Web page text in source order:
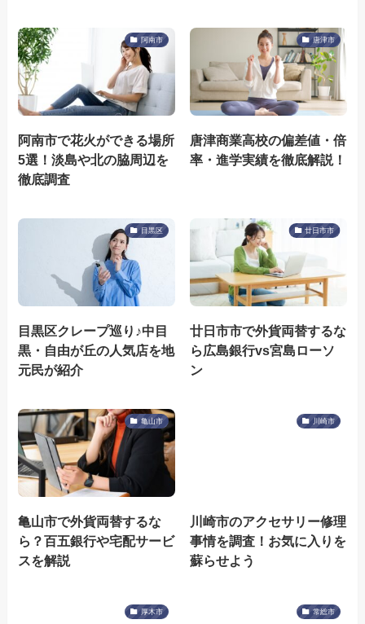
阿南市
阿南市で花火ができる場所
5選！淡島や北の脇周辺を
徹底調査
唐津市
唐津商業高校の偏差値・倍
率・進学実績を徹底解説！
目黒区
目黒区クレープ巡り♪中目
黒・自由が丘の人気店を地
元民が紹介
廿日市市
廿日市市で外貨両替するな
ら広島銀行vs宮島ローソ
ン
亀山市
亀山市で外貨両替するな
ら？百五銀行や宅配サービ
スを解説
川崎市
川崎市のアクセサリー修理
事情を調査！お気に入りを
蘇らせよう
厚木市 常総市